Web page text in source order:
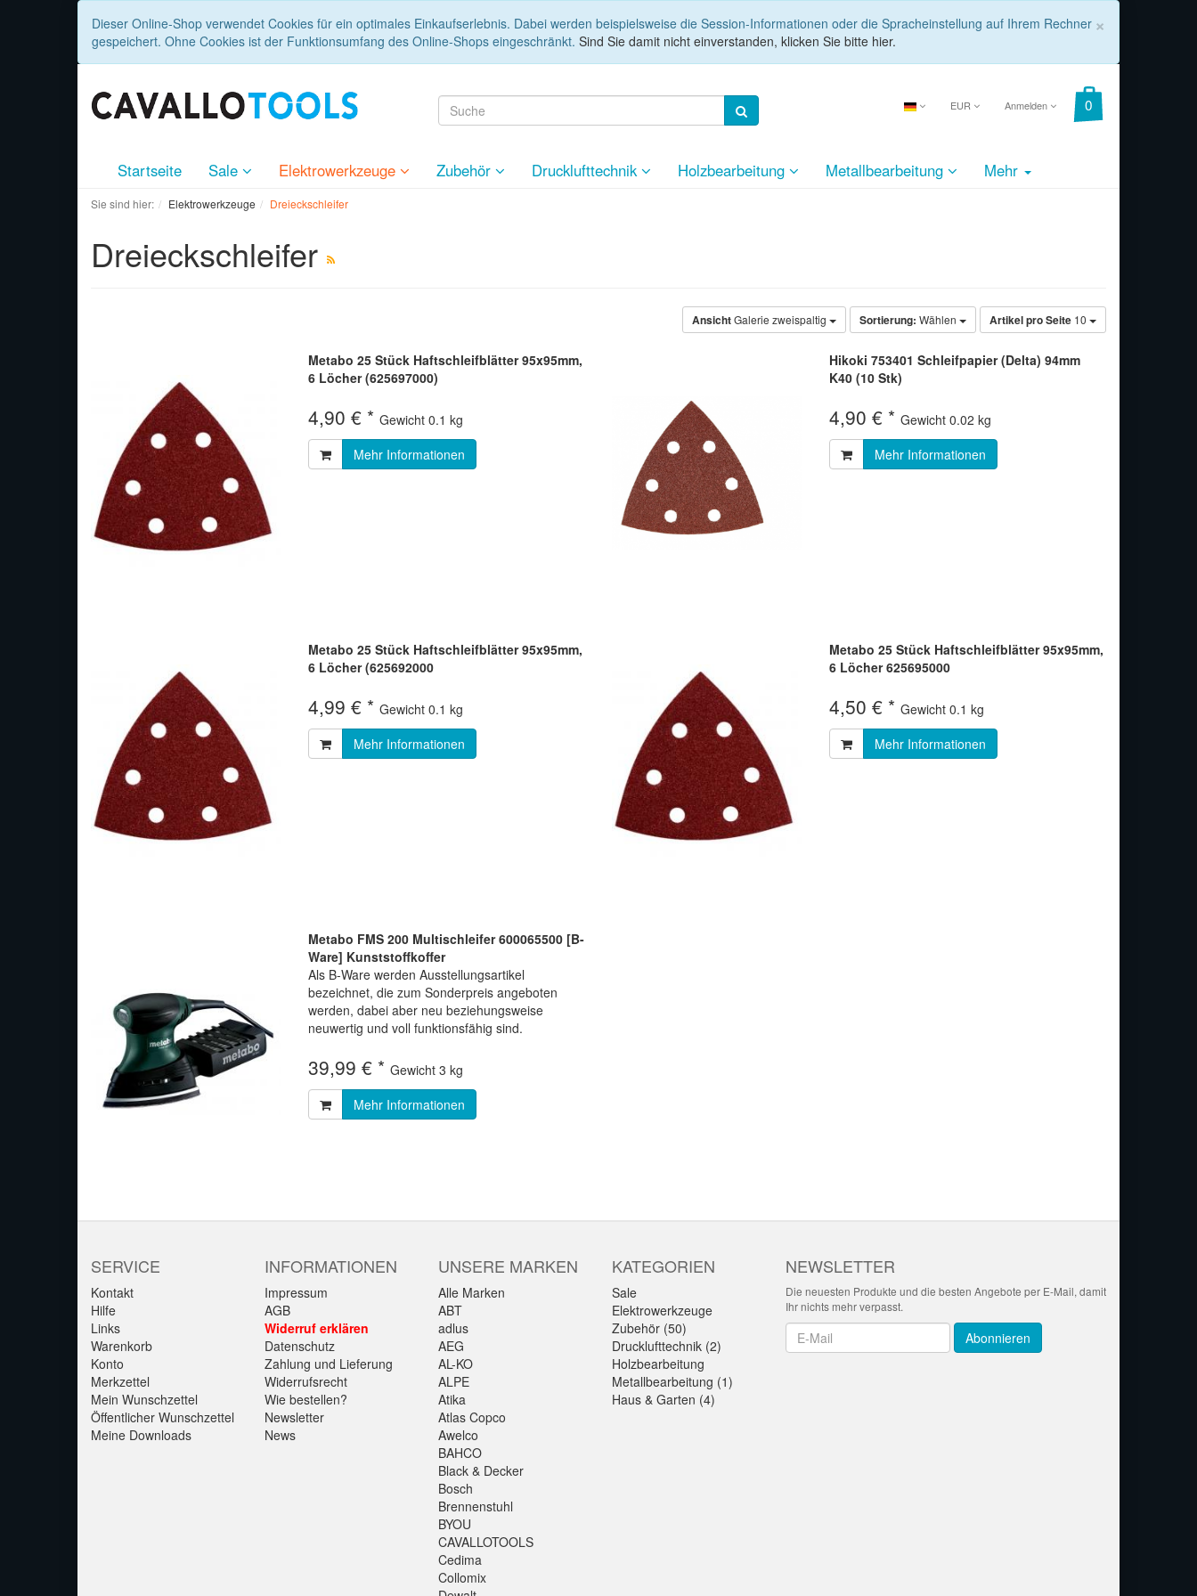
×
Dieser Online-Shop verwendet Cookies für ein optimales Einkaufserlebnis. Dabei werden beispielsweise die Session-Informationen oder die Spracheinstellung auf Ihrem Rechner
gespeichert. Ohne Cookies ist der Funktionsumfang des Online-Shops eingeschränkt. Sind Sie damit nicht einverstanden, klicken Sie bitte hier.
EUR Anmelden
Startseite Sale Elektrowerkzeuge Zubehör Drucklufttechnik Holzbearbeitung Metallbearbeitung Mehr
Sie sind hier: Elektrowerkzeuge Dreieckschleifer
Dreieckschleifer
AnsichtGalerie zweispaltig Sortierung: Wählen Artikel pro Seite 10
Metabo 25 Stück Haftschleifblätter 95x95mm,
6 Löcher (625697000)
4,90 € * Gewicht 0.1 kg
Mehr Informationen
Hikoki 753401 Schleifpapier (Delta) 94mm
K40 (10 Stk)
4,90 € * Gewicht 0.02 kg
Mehr Informationen
Metabo 25 Stück Haftschleifblätter 95x95mm,
6 Löcher (625692000
4,99 € * Gewicht 0.1 kg
Mehr Informationen
Metabo 25 Stück Haftschleifblätter 95x95mm,
6 Löcher 625695000
4,50 € * Gewicht 0.1 kg
Mehr Informationen
Metabo FMS 200 Multischleifer 600065500 [B-
Ware] Kunststoffkoffer
Als B-Ware werden Ausstellungsartikel
bezeichnet, die zum Sonderpreis angeboten
werden, dabei aber neu beziehungsweise
neuwertig und voll funktionsfähig sind.
39,99 € * Gewicht 3 kg
Mehr Informationen
SERVICE
Kontakt
Hilfe
Links
Warenkorb
Konto
Merkzettel
Mein Wunschzettel
Öffentlicher Wunschzettel
Meine Downloads
INFORMATIONEN
Impressum
AGB
Widerruf erklären
Datenschutz
Zahlung und Lieferung
Widerrufsrecht
Wie bestellen?
Newsletter
News
UNSERE MARKEN
Alle Marken
ABT
adlus
AEG
AL-KO
ALPE
Atika
Atlas Copco
Awelco
BAHCO
Black & Decker
Bosch
Brennenstuhl
BYOU
CAVALLOTOOLS
Cedima
Collomix
KATEGORIEN
Sale
Elektrowerkzeuge
Zubehör (50)
Drucklufttechnik (2)
Holzbearbeitung
Metallbearbeitung (1)
Haus & Garten (4)
NEWSLETTER
Die neuesten Produkte und die besten Angebote per E-Mail, damit
Ihr nichts mehr verpasst.
Newsletter Abonnieren